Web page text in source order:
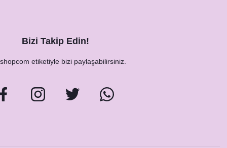
Bizi Takip Edin!
etiketiyle bizi paylaşabilirsiniz.